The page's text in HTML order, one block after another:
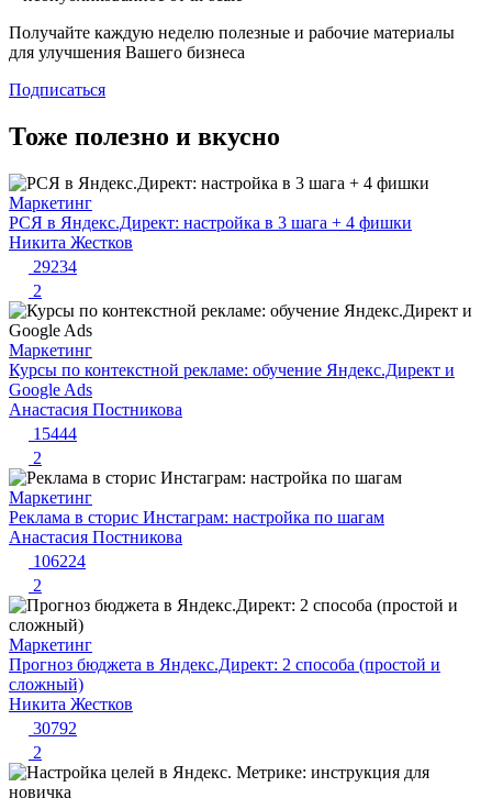
Получайте каждую неделю полезные и рабочие материалы
для улучшения Вашего бизнеса
Подписаться
Тоже полезно и вкусно
Маркетинг
РСЯ в Яндекс.Директ: настройка в 3 шага + 4 фишки
Никита Жестков
29234
2
Маркетинг
Курсы по контекстной рекламе: обучение Яндекс.Директ и
Google Ads
Анастасия Постникова
15444
2
Маркетинг
Реклама в сторис Инстаграм: настройка по шагам
Анастасия Постникова
106224
2
Маркетинг
Прогноз бюджета в Яндекс.Директ: 2 способа (простой и
сложный)
Никита Жестков
30792
2